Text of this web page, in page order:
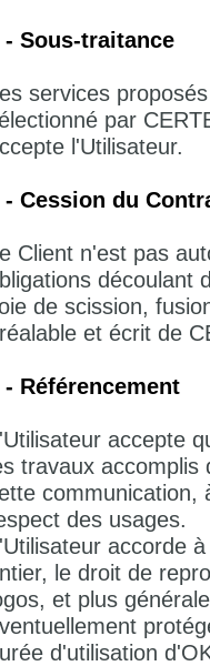
- Sous-traitance
services
par
l'Utilisateur.
- Cession du
Client n'est pas
découlant
de scission,
et écrit de
- Référencement
accepte
travaux accomplis
communication,
des usages.
accorde
le droit de
et plus
d'utilisation